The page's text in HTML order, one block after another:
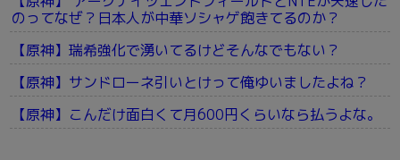
のってなぜ？日本人が中華ソシャゲ飽きてるのか？
【原神】瑞希強化で湧いてるけどそんなでもない？
【原神】サンドローネ引いとけって俺ゆいましたよね？
【原神】こんだけ面白くて月600円くらいなら払うよな。